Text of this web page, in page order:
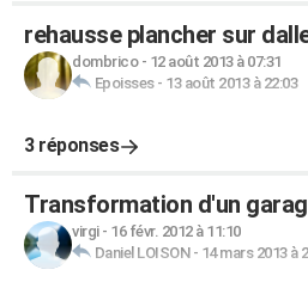
rehausse plancher sur
dombrico- 12 août 2013 à 07:31
Epoisses- 13 août 2013 à 22:03
3 réponses
Transformation d'un
virgi- 16 févr. 2012 à 11:10
Daniel LOISON- 14 mars 2013 à